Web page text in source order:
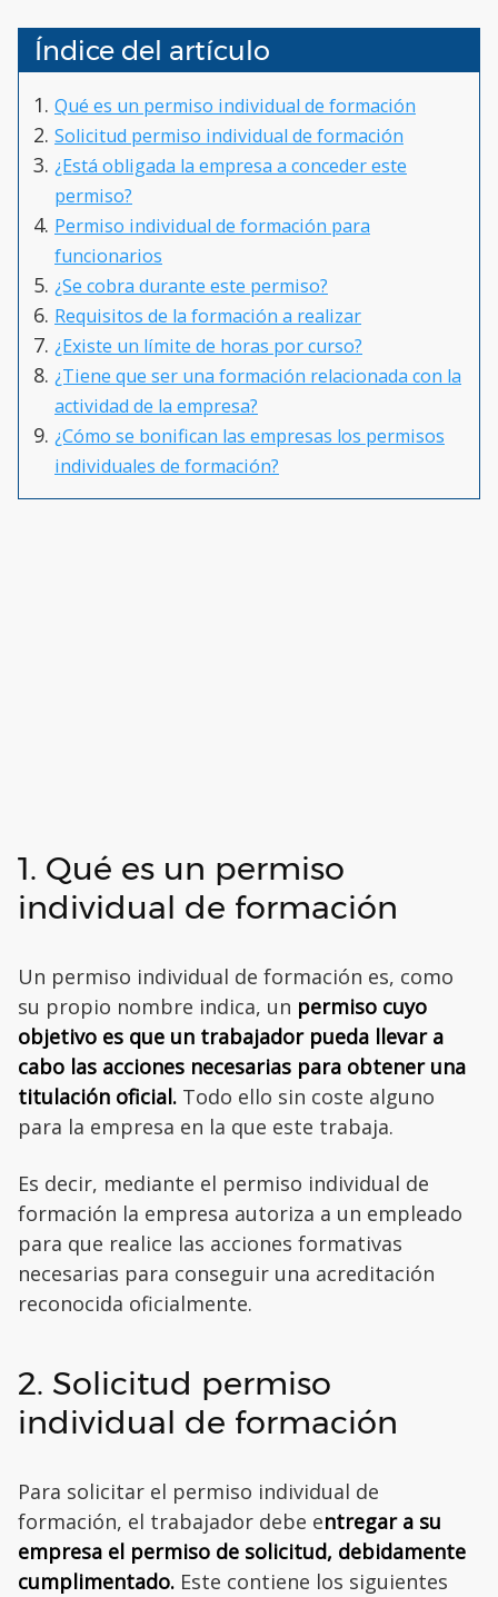
Índice del artículo
Qué es un permiso individual de formación
Solicitud permiso individual de formación
¿Está obligada la empresa a conceder este
permiso?
Permiso individual de formación para
funcionarios
¿Se cobra durante este permiso?
Requisitos de la formación a realizar
¿Existe un límite de horas por curso?
¿Tiene que ser una formación relacionada con la
actividad de la empresa?
¿Cómo se bonifican las empresas los permisos
individuales de formación?
1. Qué es un permiso
individual de formación
Un permiso individual de formación es, como
su propio nombre indica, un permiso cuyo
objetivo es que un trabajador pueda llevar a
cabo las acciones necesarias para obtener una
titulación oficial. Todo ello sin coste alguno
para la empresa en la que este trabaja.
Es decir, mediante el permiso individual de
formación la empresa autoriza a un empleado
para que realice las acciones formativas
necesarias para conseguir una acreditación
reconocida oficialmente.
2. Solicitud permiso
individual de formación
Para solicitar el permiso individual de
formación, el trabajador debe entregar a su
empresa el permiso de solicitud, debidamente
cumplimentado. Este contiene los siguientes